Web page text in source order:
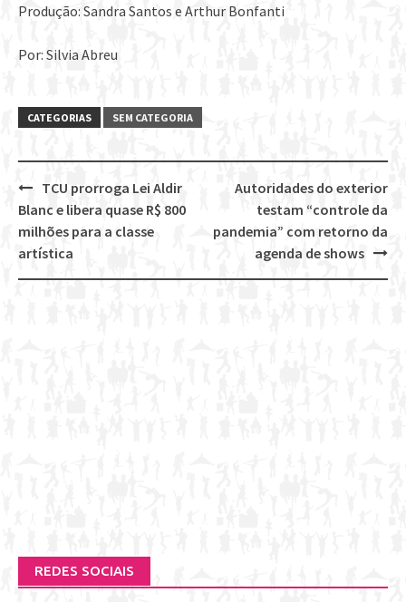
Produção: Sandra Santos e Arthur Bonfanti
Por: Silvia Abreu
CATEGORIAS SEM CATEGORIA
Post
navigation
Autoridades do exterior
testam “controle da
pandemia” com retorno da
agenda de shows
TCU prorroga Lei Aldir
Blanc e libera quase R$ 800
milhões para a classe
artística
REDES SOCIAIS